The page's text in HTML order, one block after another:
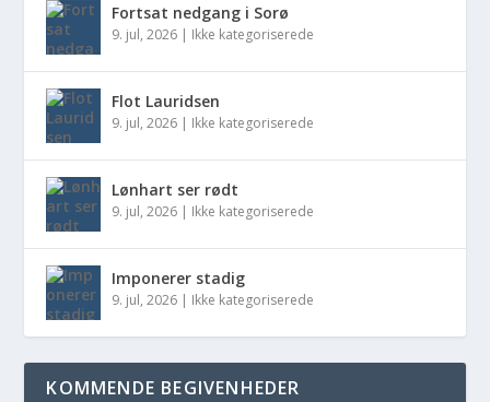
Fortsat nedgang i Sorø
9. jul, 2026 | Ikke kategoriserede
Flot Lauridsen
9. jul, 2026 | Ikke kategoriserede
Lønhart ser rødt
9. jul, 2026 | Ikke kategoriserede
Imponerer stadig
9. jul, 2026 | Ikke kategoriserede
KOMMENDE BEGIVENHEDER